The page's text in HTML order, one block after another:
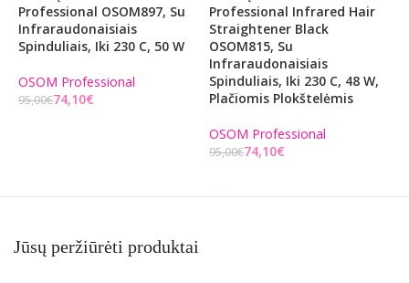
Professional OSOM897, Su
Infraraudonaisiais
Spinduliais, Iki 230 C, 50 W
OSOM Professional
95,00€74,10€
Professional Infrared Hair
Straightener Black
OSOM815, Su
Infraraudonaisiais
Spinduliais, Iki 230 C, 48 W,
Plačiomis Plokštelėmis
OSOM Professional
95,00€74,10€
Jūsų peržiūrėti produktai